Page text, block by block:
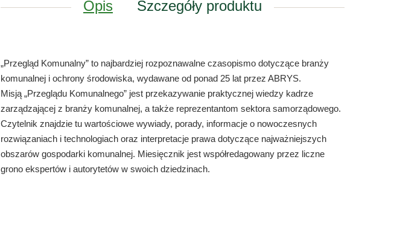
Opis Szczegóły produktu
„Przegląd Komunalny” to najbardziej rozpoznawalne czasopismo dotyczące branży
komunalnej i ochrony środowiska, wydawane od ponad 25 lat przez ABRYS.
Misją „Przeglądu Komunalnego” jest przekazywanie praktycznej wiedzy kadrze
zarządzającej z branży komunalnej, a także reprezentantom sektora samorządowego.
Czytelnik znajdzie tu wartościowe wywiady, porady, informacje o nowoczesnych
rozwiązaniach i technologiach oraz interpretacje prawa dotyczące najważniejszych
obszarów gospodarki komunalnej. Miesięcznik jest współredagowany przez liczne
grono ekspertów i autorytetów w swoich dziedzinach.